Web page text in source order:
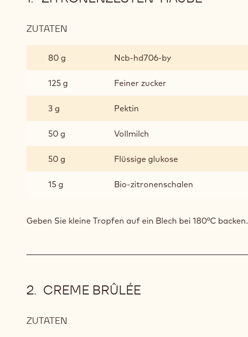
ZUTATEN
80 g Ncb-hd706-by
125 g Feiner zucker
3 g Pektin
50 g Vollmilch
50 g Flüssige glukose
15 g Bio-zitronenschalen
Geben Sie kleine Tropfen auf ein Blech bei 180°C backen.
CREME BRÛLÉE
ZUTATEN